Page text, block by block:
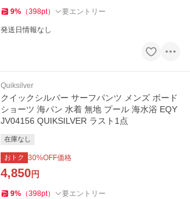
9% （398pt） 要エントリー
発送日情報なし
Quiksilver
クイックシルバー サーフパンツ メンズ ボード
ショーツ 海パン 水着 無地 プール 海水浴 EQY
JV04156 QUIKSILVER ラスト1点
在庫なし
おトク 30%OFF価格
4,850円
9% （398pt） 要エントリー